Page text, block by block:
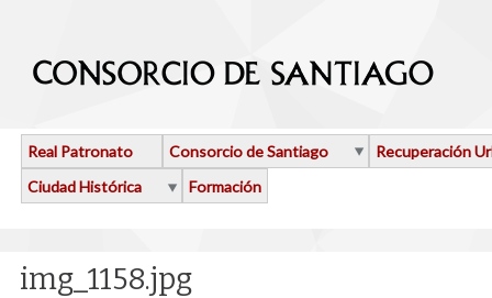
Real Patronato Consorcio de Santiago
Recuperación
Ciudad Histórica
Formación
img_1158.jpg